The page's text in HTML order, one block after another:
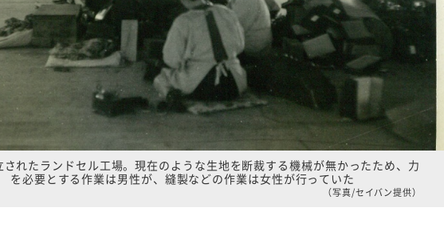
されたランドセル工場。現在のような生地を断裁する機械が無かったため、力
を必要とする作業は男性が、縫製などの作業は女性が行っていた
（写真/セイバン提供）